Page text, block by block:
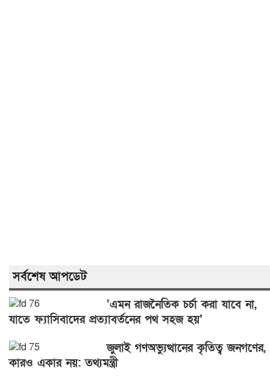
সর্বশেষ আপডেট
‘এমন রাজনৈতিক চর্চা করা যাবে না,
যাতে ফ্যাসিবাদের প্রত্যাবর্তনের পথ সহজ হয়’
জুলাই গণঅভ্যুত্থানের কৃতিত্ব জনগণের,
কারও একার নয়: তথ্যমন্ত্রী